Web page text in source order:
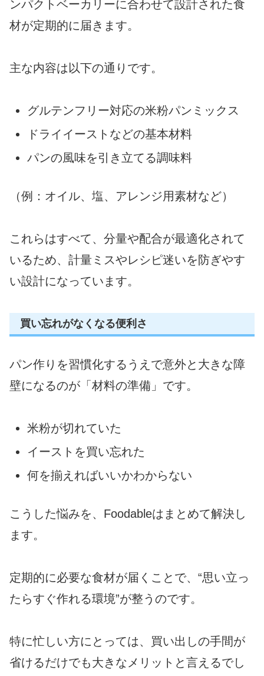
ンパクトベーカリーに合わせて設計された食
材が定期的に届きます。
主な内容は以下の通りです。
グルテンフリー対応の米粉パンミックス
ドライイーストなどの基本材料
パンの風味を引き立てる調味料
（例：オイル、塩、アレンジ用素材など）
これらはすべて、分量や配合が最適化されて
いるため、計量ミスやレシピ迷いを防ぎやす
い設計になっています。
買い忘れがなくなる便利さ
パン作りを習慣化するうえで意外と大きな障
壁になるのが「材料の準備」です。
米粉が切れていた
イーストを買い忘れた
何を揃えればいいかわからない
こうした悩みを、Foodableはまとめて解決し
ます。
定期的に必要な食材が届くことで、“思い立っ
たらすぐ作れる環境”が整うのです。
特に忙しい方にとっては、買い出しの手間が
省けるだけでも大きなメリットと言えるでし